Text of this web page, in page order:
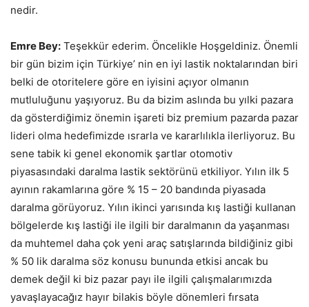
nedir.
Emre Bey: Teşekkür ederim. Öncelikle Hoşgeldiniz. Önemli
bir gün bizim için Türkiye’ nin en iyi lastik noktalarından biri
belki de otoritelere göre en iyisini açıyor olmanın
mutluluğunu yaşıyoruz. Bu da bizim aslında bu yılki pazara
da gösterdiğimiz önemin işareti biz premium pazarda pazar
lideri olma hedefimizde ısrarla ve kararlılıkla ilerliyoruz. Bu
sene tabik ki genel ekonomik şartlar otomotiv
piyasasındaki daralma lastik sektörünü etkiliyor. Yılın ilk 5
ayının rakamlarına göre % 15 – 20 bandında piyasada
daralma görüyoruz. Yılın ikinci yarısında kış lastiği kullanan
bölgelerde kış lastiği ile ilgili bir daralmanın da yaşanması
da muhtemel daha çok yeni araç satışlarında bildiğiniz gibi
% 50 lik daralma söz konusu bununda etkisi ancak bu
demek değil ki biz pazar payı ile ilgili çalışmalarımızda
yavaşlayacağız hayır bilakis böyle dönemleri fırsata